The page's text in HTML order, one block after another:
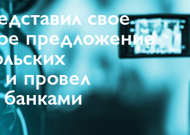
свое
предложение
провел